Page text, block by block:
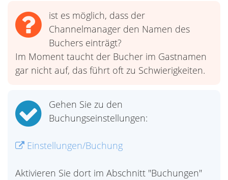
ist es möglich, dass der
Channelmanager den Namen des
Buchers einträgt?
Im Moment taucht der Bucher im Gastnamen
gar nicht auf, das führt oft zu Schwierigkeiten.
Gehen Sie zu den
Buchungseinstellungen:
Einstellungen/Buchung
Aktivieren Sie dort im Abschnitt "Buchungen"